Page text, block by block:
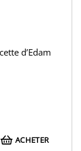
d’Edam
ACHETER